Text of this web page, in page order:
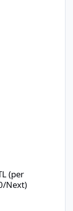
(per
Next)